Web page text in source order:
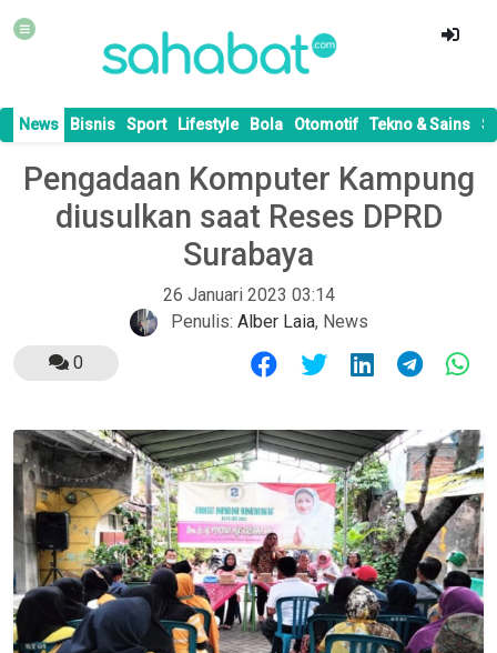
News Bisnis Sport Lifestyle Bola Otomotif Tekno & Sains
Pengadaan Komputer Kampung
diusulkan saat Reses DPRD
Surabaya
26 Januari 2023 03:14
Penulis: Alber Laia, News
0